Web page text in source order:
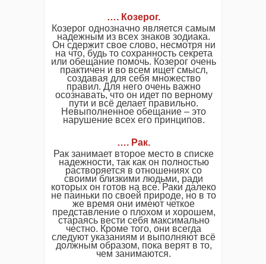
…. Козерог.
Козерог однозначно является самым
надежным из всех знаков зодиака.
Он сдержит свое слово, несмотря ни
на что, будь то сохранность секрета
или обещание помочь. Козерог очень
практичен и во всем ищет смысл,
создавая для себя множество
правил. Для него очень важно
осознавать, что он идет по верному
пути и всё делает правильно.
Невыполненное обещание – это
нарушение всех его принципов.
…. Рак.
Рак занимает второе место в списке
надежности, так как он полностью
растворяется в отношениях со
своими близкими людьми, ради
которых он готов на все. Раки далеко
не паиньки по своей природе, но в то
же время они имеют четкое
представление о плохом и хорошем,
стараясь вести себя максимально
честно. Кроме того, они всегда
следуют указаниям и выполняют всё
должным образом, пока верят в то,
чем занимаются.